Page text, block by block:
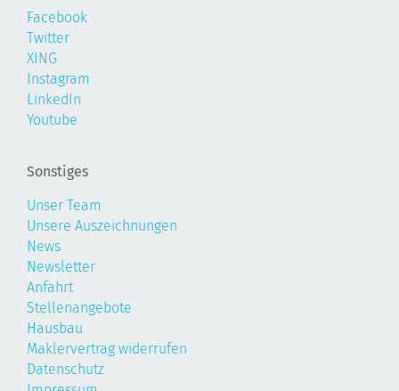
Facebook
Twitter
XING
Instagram
LinkedIn
Youtube
Sonstiges
Unser Team
Unsere Auszeichnungen
News
Newsletter
Anfahrt
Stellenangebote
Hausbau
Maklervertrag widerrufen
Datenschutz